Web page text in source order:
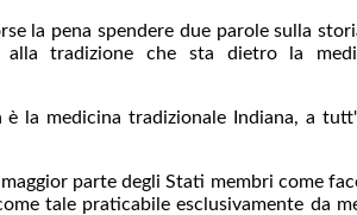
la pena spendere due parole sulla
alla tradizione che sta dietro la
la medicina tradizionale Indiana, a
parte degli Stati membri come
tale praticabile esclusivamente da